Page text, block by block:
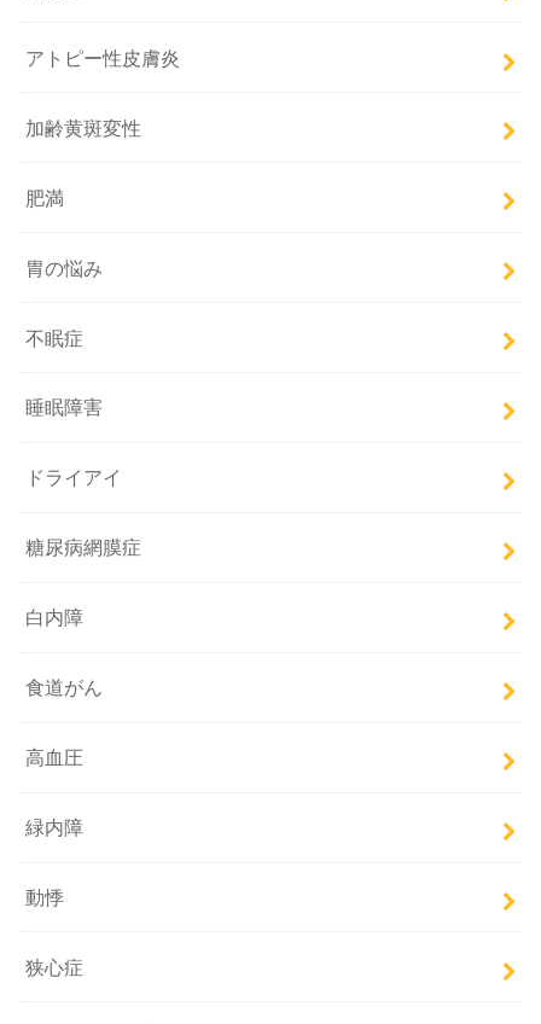
アトピー性皮膚炎
加齢黄斑変性
肥満
胃の悩み
不眠症
睡眠障害
ドライアイ
糖尿病網膜症
白内障
食道がん
高血圧
緑内障
動悸
狭心症